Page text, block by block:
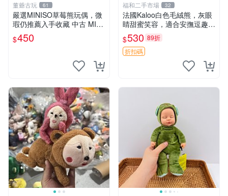
董爺古玩 61
嚴選MINISO草莓熊玩偶，微
瑕仍推薦入手收藏 中古 MINI
SO 草莓熊 玩具 收藏
$450
福和二手市場 32
法國Kaloo白色毛絨熊，灰眼
睛甜蜜笑容，適合安撫逗趣可
愛，柔軟面料手感佳。14 白
色安撫熊 毛絨玩具 寶寶逗樂
具
$530 89折
折扣碼